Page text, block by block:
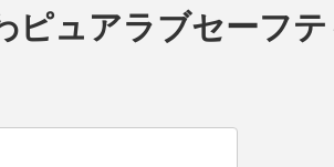
ピュアラブセーフテ